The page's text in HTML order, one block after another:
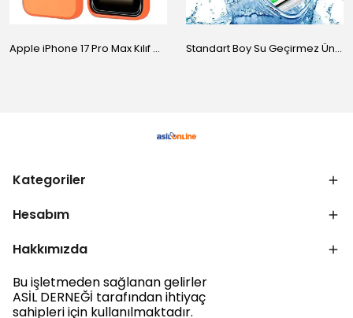
Apple iPhone 17 Pro Max Kılıf M-Safe Şarj Özellikli Standlı Zore Proton Silikon Kapak Standart Boy Su Geçirmez Üniversal Kılıf
Kategoriler
Hesabım
Hakkımızda
Bu işletmeden sağlanan gelirler
ASİL DERNEĞİ tarafından ihtiyaç
sahipleri için kullanılmaktadır.